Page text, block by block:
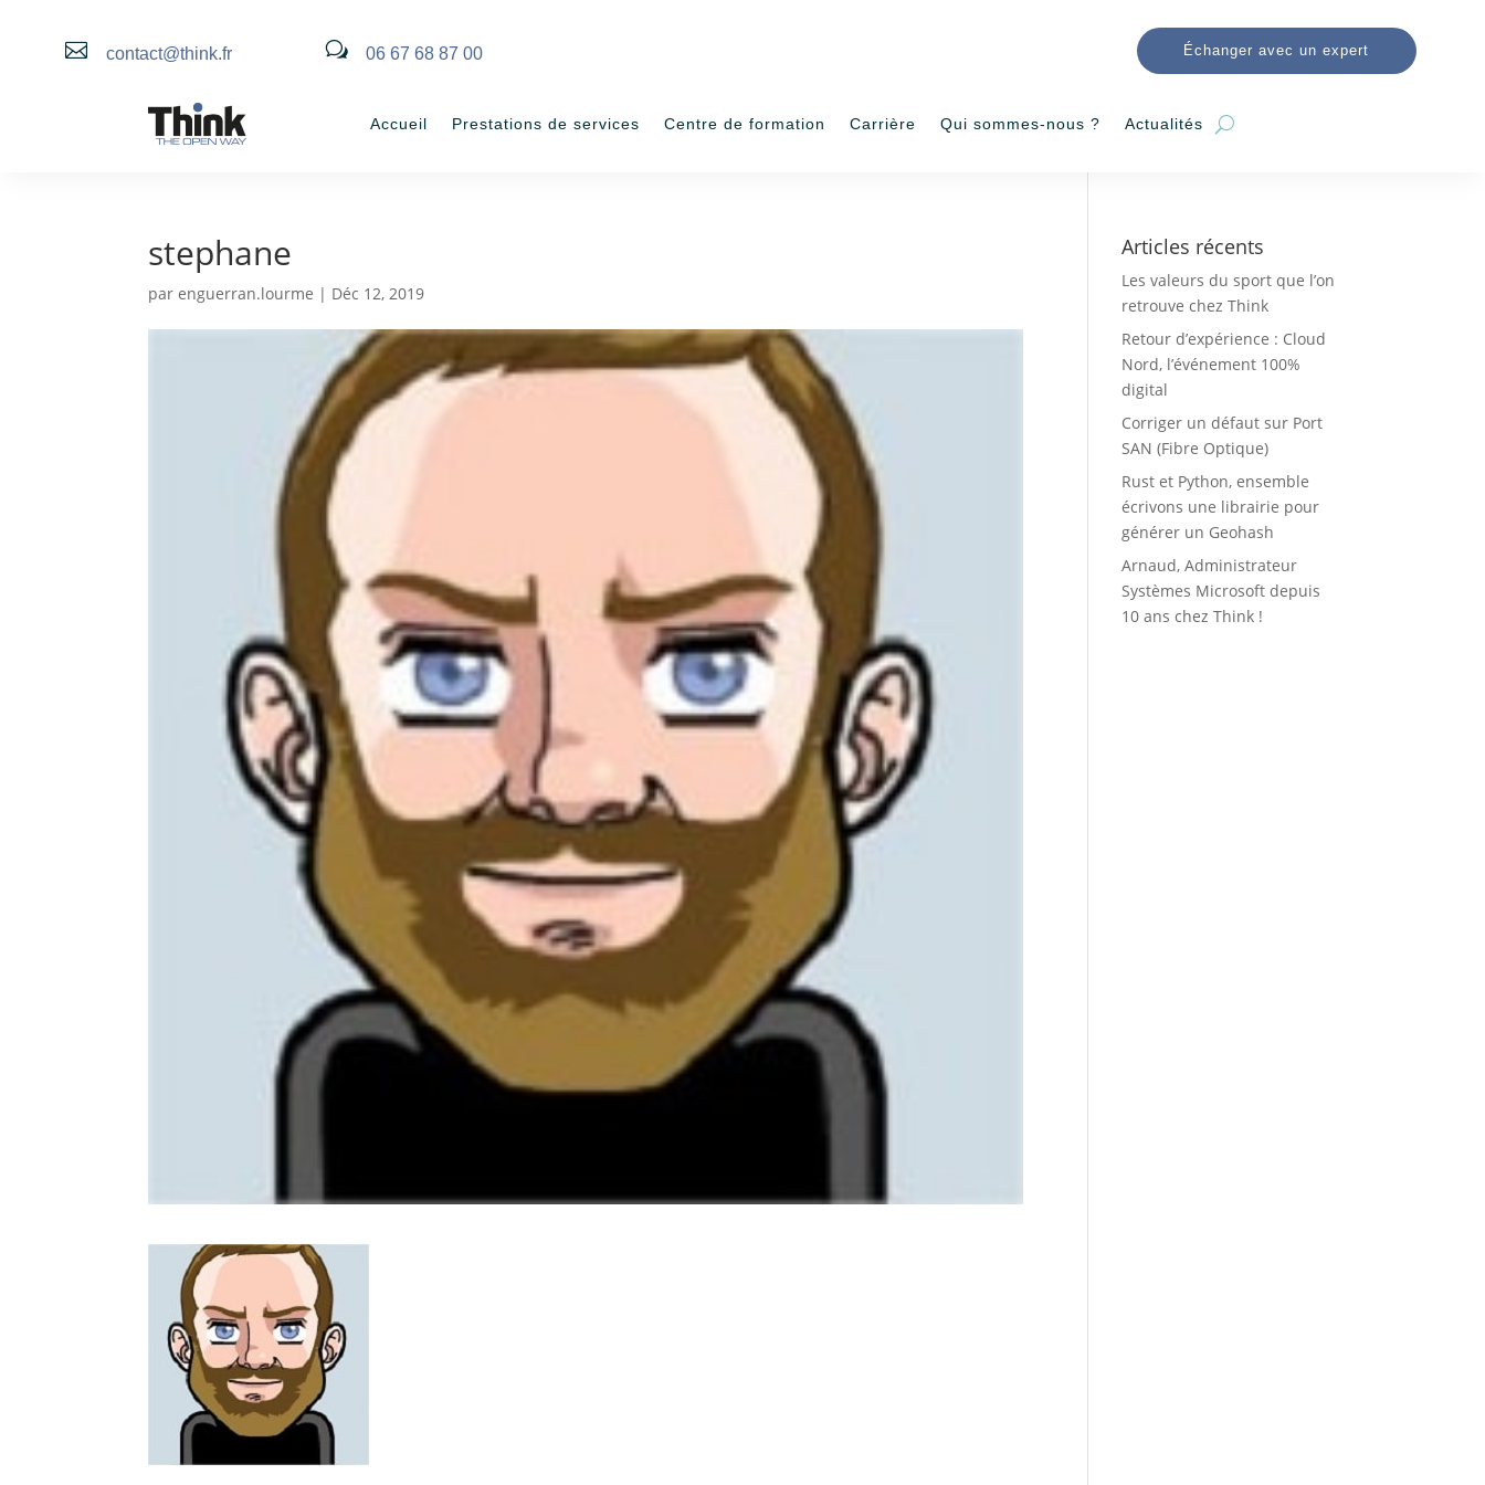
 contact@think.fr w 06 67 68 87 00 Échanger avec un expert
Accueil Prestations de services Centre de formation Carrière Qui sommes-nous ? Actualités
stephane
parenguerran.lourme | Déc 12, 2019
Articles récents
Les valeurs du sport que l’on
retrouve chez Think
Retour d’expérience : Cloud
Nord, l’événement 100%
digital
Corriger un défaut sur Port
SAN (Fibre Optique)
Rust et Python, ensemble
écrivons une librairie pour
générer un Geohash
Arnaud, Administrateur
Systèmes Microsoft depuis
10 ans chez Think !